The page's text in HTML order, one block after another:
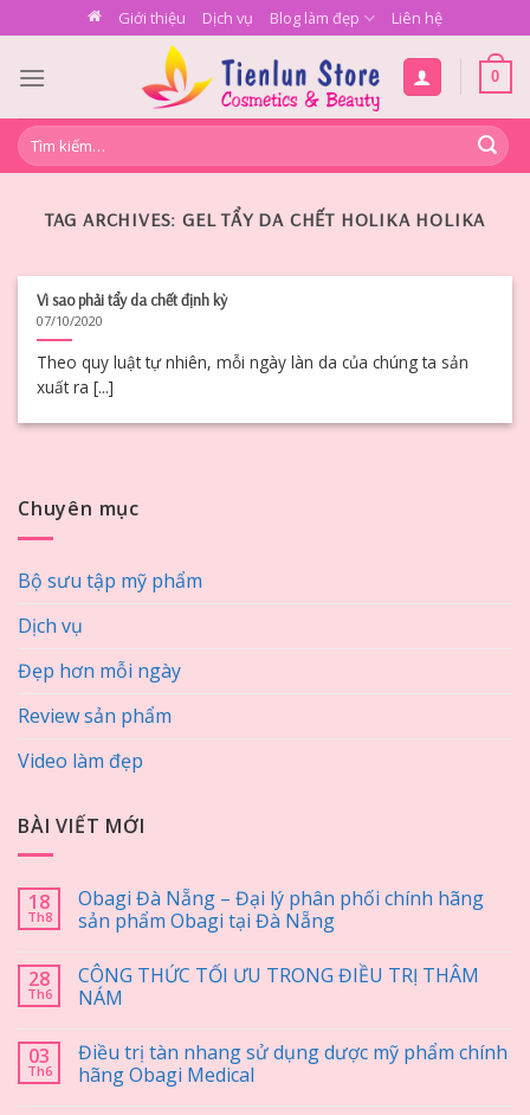
to
content
Giới thiệu Dịch vụ Blog làm đẹp Liên hệ
0
Tìm
kiếm:
TAG ARCHIVES: GEL TẨY DA CHẾT HOLIKA HOLIKA
Vì sao phải tẩy da chết định kỳ
07/10/2020
Theo quy luật tự nhiên, mỗi ngày làn da của chúng ta sản
xuất ra [...]
Chuyên mục
Bộ sưu tập mỹ phẩm
Dịch vụ
Đẹp hơn mỗi ngày
Review sản phẩm
Video làm đẹp
BÀI VIẾT MỚI
18
Th8
Obagi Đà Nẵng – Đại lý phân phối chính hãng
sản phẩm Obagi tại Đà Nẵng
28
Th6
CÔNG THỨC TỐI ƯU TRONG ĐIỀU TRỊ THÂM
NÁM
03
Th6
Điều trị tàn nhang sử dụng dược mỹ phẩm chính
hãng Obagi Medical